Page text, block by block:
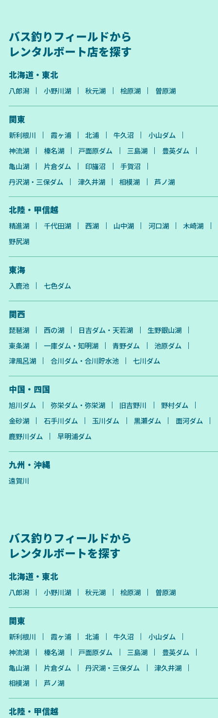
バス釣りフィールドから
レンタルボート店を探す
北海道・東北
八郎潟 小野川湖 秋元湖 桧原湖 曽原湖
関東
新利根川 霞ヶ浦 北浦 牛久沼
小山ダム
神流湖
榛名湖 戸面原ダム 三島湖
豊英ダム
亀山湖
片倉ダム 印旛沼
手賀沼
丹沢湖・三保ダム
津久井湖 相模湖 芦ノ湖
北陸・甲信越
精進湖 千代田湖 西湖 山中湖 河口湖
木崎湖
野尻湖
東海
入鹿池 七色ダム
関西
琵琶湖 西の湖 日吉ダム・天若湖
生野銀山湖
東条湖
一庫ダム・知明湖 青野ダム
池原ダム
津風呂湖
合川ダム・合川貯水池 七川ダム
中国・四国
旭川ダム 弥栄ダム・弥栄湖 旧吉野川
野村ダム
金砂湖
石手川ダム 玉川ダム 黒瀬ダム
面河ダム
鹿野川ダム
早明浦ダム
九州・沖縄
遠賀川
バス釣りフィールドから
レンタルボートを探す
北海道・東北
八郎潟 小野川湖 秋元湖 桧原湖 曽原湖
関東
新利根川 霞ヶ浦 北浦 牛久沼
小山ダム
神流湖
榛名湖 戸面原ダム 三島湖
豊英ダム
亀山湖
片倉ダム 丹沢湖・三保ダム
津久井湖
相模湖
芦ノ湖
北陸・甲信越